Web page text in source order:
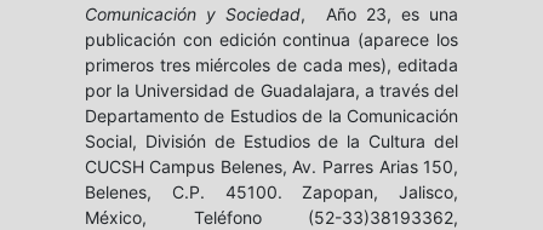
Comunicación y Sociedad, Año 23, es una
publicación con edición continua (aparece los
primeros tres miércoles de cada mes), editada
por la Universidad de Guadalajara, a través del
Departamento de Estudios de la Comunicación
Social, División de Estudios de la Cultura del
CUCSH Campus Belenes, Av. Parres Arias 150,
Belenes, C.P. 45100. Zapopan, Jalisco,
México, Teléfono (52-33)38193362,